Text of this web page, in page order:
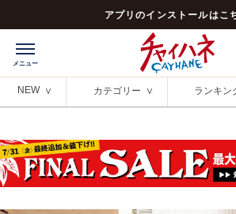
アプリのインストールはこ
NEW カテゴリー ランキン